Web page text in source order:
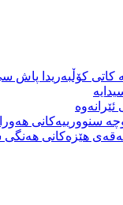
کاتی کۆڵبەریدا پاش
سنوورییەکانی
هێزەکانی